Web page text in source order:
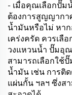
- เมื่อคุณเลือกปั๊
ต้องการสูญญาก
น้ำมันหรือไม่ หา
เคร่งครัด ควรเลื
วงแหวนน้ำ ปั๊มอุ
สามารถเลือกใช้
น้ำมัน เช่น การติ
แผ่นกั้น ฯลฯ ซึ่งส